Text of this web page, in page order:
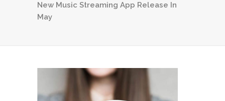
New Music Streaming App Release In
May